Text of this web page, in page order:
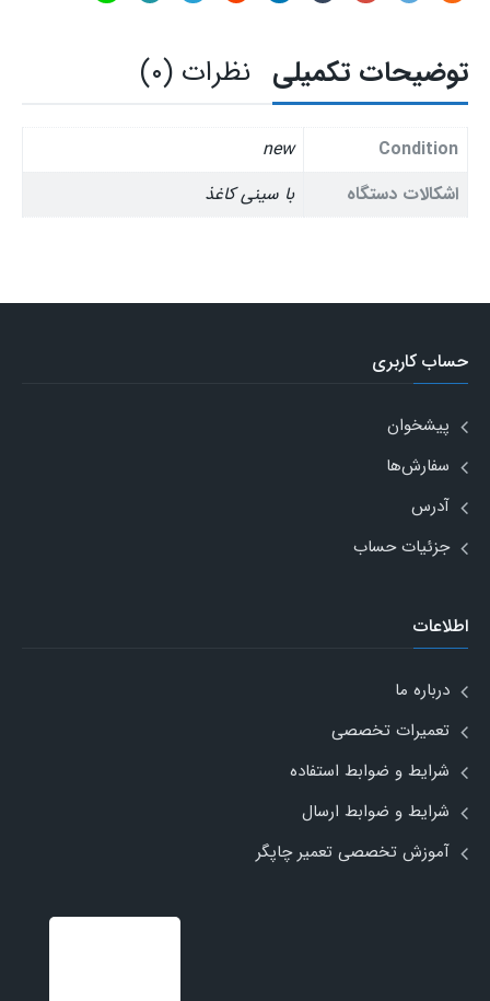
سینی
کاغذ
عدد
توضیحات تکمیلی نظرات (۰)
Condition
new
اشکالات دستگاه
با سینی کاغذ
حساب کاربری
پیشخوان
سفارش‌ها
آدرس
جزئیات حساب
اطلاعات
درباره ما
تعمیرات تخصصی
شرایط و ضوابط استفاده
شرایط و ضوابط ارسال
آموزش تخصصی تعمیر چاپگر